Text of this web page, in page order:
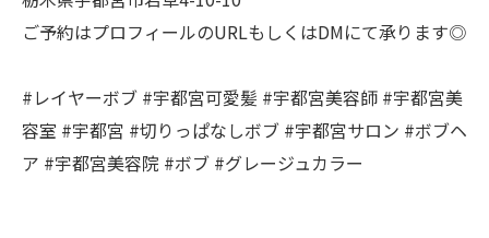
ご予約はプロフィールのURLもしくはDMにて承ります◎
#レイヤーボブ #宇都宮可愛髪 #宇都宮美容師 #宇都宮美
容室 #宇都宮 #切りっぱなしボブ #宇都宮サロン #ボブヘ
ア #宇都宮美容院 #ボブ #グレージュカラー